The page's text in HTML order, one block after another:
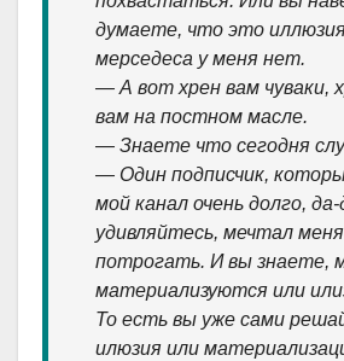
думаете, что это
мерседеса у меня нет.
— А вот хрен вам чуваки,
вам на постном масле.
— Знаете что сегодня
— Один подписчик,
мой канал очень долго, да-
удивляйтесь, мечтал
потрогать. И вы знаете,
материализуются или
То есть вы уже сами
илюзия или